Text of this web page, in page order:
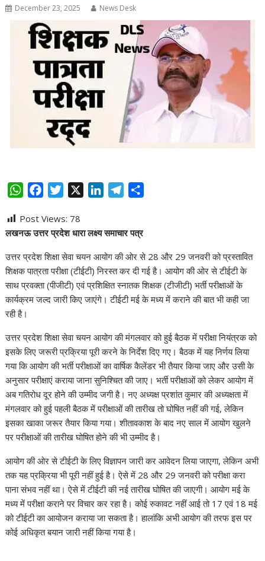
December 23, 2025 News Desk
W
a
t
s
A
p
p
c
e
b
o
o
k
i
t
t
e
r
k
e
d
I
n
e
g
r
a
m
e
Post Views: 78
लखनऊ उत्तर प्रदेश धारा लक्ष्य समाचार पत्र
उत्तर प्रदेश शिक्षा सेवा चयन आयोग की ओर से 28 और 29 जनवरी को प्रस्तावित
शिक्षक पात्रता परीक्षा (टीईटी) निरस्त कर दी गई है। आयोग की ओर से टीईटी के
साथ प्रवक्ता (पीजीटी) एवं प्रशिक्षित स्नातक शिक्षक (टीजीटी) भर्ती परीक्षाओं के
कार्यक्रम जल्द जारी किए जाएंगे। टीईटी मई के मध्य में कराने की बात भी कही जा
रही है।
उत्तर प्रदेश शिक्षा सेवा चयन आयोग की मंगलवार को हुई बैठक में परीक्षा नियंत्रक को
इसके लिए जरूरी प्रक्रिया पूरी करने के निर्देश दिए गए। बैठक में यह निर्णय लिया
गया कि आयोग की भर्ती परीक्षाओं का वार्षिक कैलेंडर भी तैयार किया जाए और उसी के
अनुसार परीक्षाएं कराया जाना सुनिश्चित की जाए। भर्ती परीक्षाओं को लेकर आयोग में
अब गतिरोध दूर होने की उम्मीद जगी है। नए अध्यक्ष प्रशांत कुमार की अध्यक्षता में
मंगलवार को हुई पहली बैठक में परीक्षाओं की तारीख तो घोषित नहीं की गई, लेकिन
इसका खाका जरूर तैयार किया गया। शीतावकाश के बाद नए साल में आयोग खुलने
पर परीक्षाओं की तारीख घोषित होने की भी उम्मीद है।
आयोग की ओर से टीईटी के लिए विज्ञापन जारी कर आवेदन लिया जाएगा, लेकिन अभी
तक यह प्रक्रिया भी पूरी नहीं हुई है। ऐसे में 28 और 29 जनवरी को परीक्षा करा
पाना संभव नहीं था। ऐसे में टीईटी की नई तारीख घोषित की जाएगी। आयोग मई के
मध्य में परीक्षा कराने पर विचार कर रहा है। कोई रुकावट नहीं आई तो 17 एवं 18 मई
को टीईटी का आयोजन कराया जा सकता है। हालांकि अभी आयोग की तरफ इस पर
कोई अधिकृत बयान जारी नहीं किया गया है।